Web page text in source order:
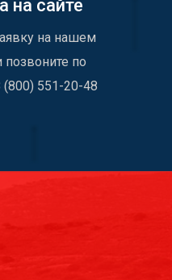
на сайте
на нашем
позвоните по
(800) 551-20-48